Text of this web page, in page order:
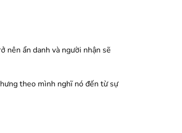
nên ẩn danh và người nhận sẽ
theo mình nghĩ nó đến từ sự